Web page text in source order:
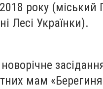
року (міський
Лесі Українки).
мам